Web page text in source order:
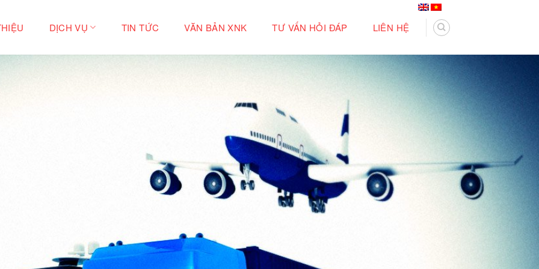
DỊCH VỤ TIN TỨC VĂN BẢN XNK TƯ VẤN HỎI ĐÁP LIÊN HỆ